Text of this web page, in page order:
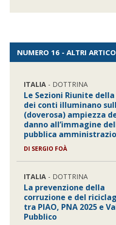
NUMERO 16 - ALTRI
ITALIA - DOTTRINA
Le Sezioni Riunite
dei conti illuminano
(doverosa) ampiezza
danno all’immagine
pubblica
DI SERGIO FOÀ
ITALIA - DOTTRINA
La prevenzione della
corruzione e del
tra PIAO, PNA 2025 e
Pubblico